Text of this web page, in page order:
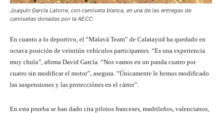
Joaquín García Latorre, con camiseta blanca, en una de las entregas de
camisetas donadas por la AECC
En cuanto a lo deportivo, el “Malavá Team” de Calatayud ha quedado en
octava posición de veintiún vehículos participantes. “Es una experiencia
muy chula”, afirma David García. “Nos vamos en un panda cuatro por
cuatro sin modificar el motor”, asegura. “Únicamente le hemos modificado
las suspensiones y las protecciónes en el cárter”.
En esta prueba se han dado cita pilotos franceses, madrileños, valencianos,